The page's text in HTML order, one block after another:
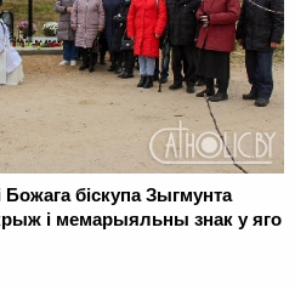
біскупа Зыгмунта
і мемарыяльны знак у яго